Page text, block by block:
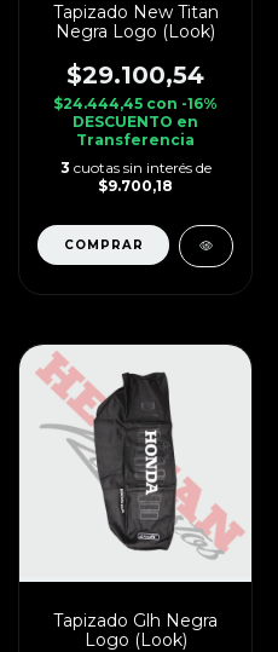
Tapizado New Titan
Negra Logo (Look)
$29.100,54
$24.444,45 con -16%
DESCUENTO en
Transferencia
3 cuotas sin interés de
$9.700,18
Tapizado Glh Negra
Logo (Look)